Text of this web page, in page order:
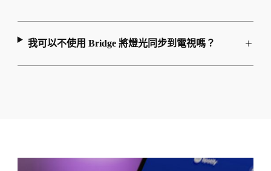
我可以不使用 Bridge 將燈光同步到電視嗎？